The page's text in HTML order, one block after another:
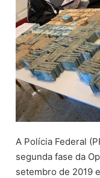
m
e
-
m
a
i
l
A Polícia Federal
segunda fase da
setembro de 2019